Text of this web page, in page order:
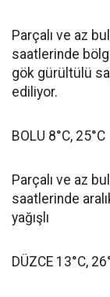
Parçalı ve az
saatlerinde
gök gürültülü
ediliyor.
BOLU 8°C, 25°C
Parçalı ve az
saatlerinde
yağışlı
DÜZCE 13°C,